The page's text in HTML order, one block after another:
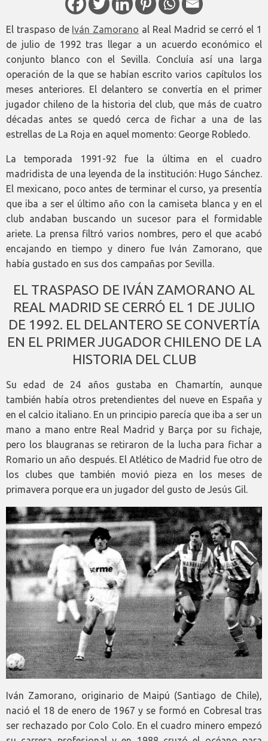
El traspaso de Iván Zamorano al Real Madrid se cerró el 1
de julio de 1992 tras llegar a un acuerdo económico el
conjunto blanco con el Sevilla. Concluía así una larga
operación de la que se habían escrito varios capítulos los
meses anteriores. El delantero se convertía en el primer
jugador chileno de la historia del club, que más de cuatro
décadas antes se quedó cerca de fichar a una de las
estrellas de La Roja en aquel momento: George Robledo.
La temporada 1991-92 fue la última en el cuadro
madridista de una leyenda de la institución: Hugo Sánchez.
El mexicano, poco antes de terminar el curso, ya presentía
que iba a ser el último año con la camiseta blanca y en el
club andaban buscando un sucesor para el formidable
ariete. La prensa filtró varios nombres, pero el que acabó
encajando en tiempo y dinero fue Iván Zamorano, que
había gustado en sus dos campañas por Sevilla.
EL TRASPASO DE IVÁN ZAMORANO AL
REAL MADRID SE CERRÓ EL 1 DE JULIO
DE 1992. EL DELANTERO SE CONVERTÍA
EN EL PRIMER JUGADOR CHILENO DE LA
HISTORIA DEL CLUB
Su edad de 24 años gustaba en Chamartín, aunque
también había otros pretendientes del nueve en España y
en el calcio italiano. En un principio parecía que iba a ser un
mano a mano entre Real Madrid y Barça por su fichaje,
pero los blaugranas se retiraron de la lucha para fichar a
Romario un año después. El Atlético de Madrid fue otro de
los clubes que también movió pieza en los meses de
primavera porque era un jugador del gusto de Jesús Gil.
Iván Zamorano, originario de Maipú (Santiago de Chile),
nació el 18 de enero de 1967 y se formó en Cobresal tras
ser rechazado por Colo Colo. En el cuadro minero empezó